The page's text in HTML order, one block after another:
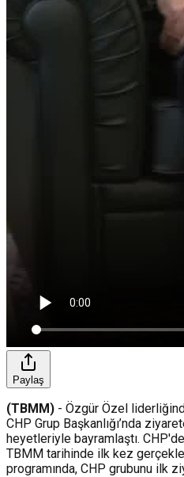
Paylaş
(TBMM) - Özgür Özel
CHP Grup Başkanlığı’nda
heyetleriyle bayramlaştı.
TBMM tarihinde ilk kez
programında, CHP grubunu ilk